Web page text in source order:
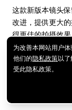
这款新版本镜头
改进，提供更大
得更佳的拍摄效
域，不仅能够同
心，从而实现黄
如果我订购
为改善本网站用户
他们的隐私政策以了
受此隐私政策。